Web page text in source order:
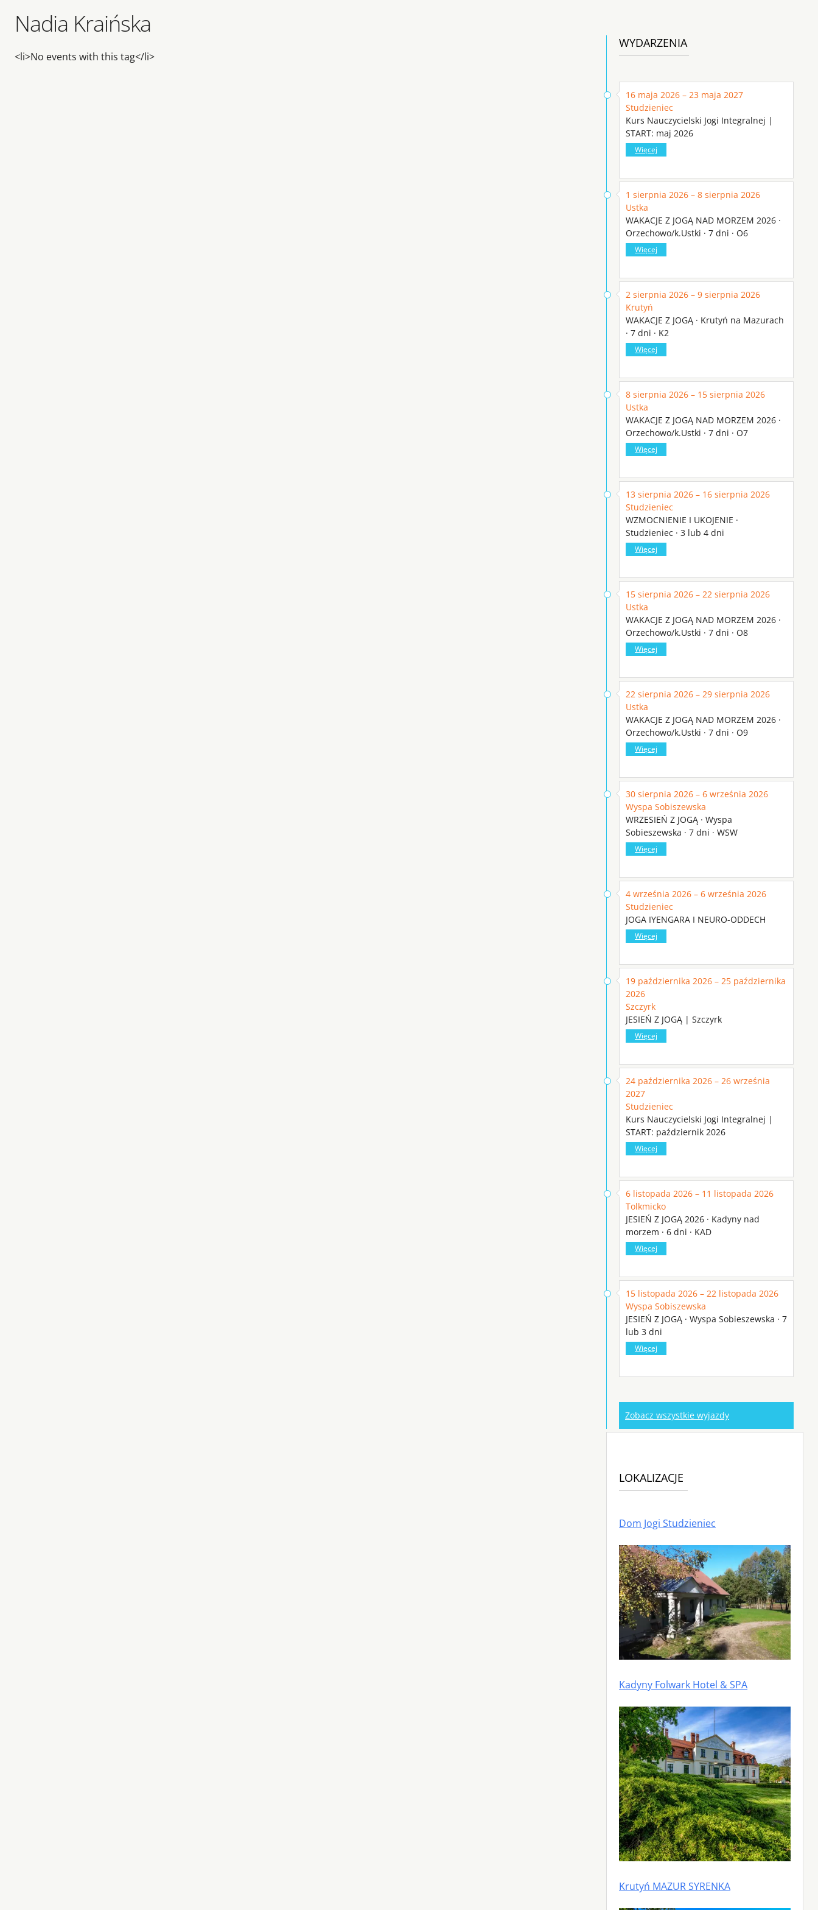
Nadia Kraińska
<li>No events with this tag</li>
WYDARZENIA
16 maja 2026 – 23 maja 2027
Studzieniec
Kurs Nauczycielski Jogi Integralnej |
START: maj 2026
Więcej
1 sierpnia 2026 – 8 sierpnia 2026
Ustka
WAKACJE Z JOGĄ NAD MORZEM 2026 ·
Orzechowo/k.Ustki · 7 dni · O6
Więcej
2 sierpnia 2026 – 9 sierpnia 2026
Krutyń
WAKACJE Z JOGĄ · Krutyń na Mazurach
· 7 dni · K2
Więcej
8 sierpnia 2026 – 15 sierpnia 2026
Ustka
WAKACJE Z JOGĄ NAD MORZEM 2026 ·
Orzechowo/k.Ustki · 7 dni · O7
Więcej
13 sierpnia 2026 – 16 sierpnia 2026
Studzieniec
WZMOCNIENIE I UKOJENIE ·
Studzieniec · 3 lub 4 dni
Więcej
15 sierpnia 2026 – 22 sierpnia 2026
Ustka
WAKACJE Z JOGĄ NAD MORZEM 2026 ·
Orzechowo/k.Ustki · 7 dni · O8
Więcej
22 sierpnia 2026 – 29 sierpnia 2026
Ustka
WAKACJE Z JOGĄ NAD MORZEM 2026 ·
Orzechowo/k.Ustki · 7 dni · O9
Więcej
30 sierpnia 2026 – 6 września 2026
Wyspa Sobiszewska
WRZESIEŃ Z JOGĄ · Wyspa
Sobieszewska · 7 dni · WSW
Więcej
4 września 2026 – 6 września 2026
Studzieniec
JOGA IYENGARA I NEURO-ODDECH
Więcej
19 października 2026 – 25 października
2026
Szczyrk
JESIEŃ Z JOGĄ | Szczyrk
Więcej
24 października 2026 – 26 września
2027
Studzieniec
Kurs Nauczycielski Jogi Integralnej |
START: październik 2026
Więcej
6 listopada 2026 – 11 listopada 2026
Tolkmicko
JESIEŃ Z JOGĄ 2026 · Kadyny nad
morzem · 6 dni · KAD
Więcej
15 listopada 2026 – 22 listopada 2026
Wyspa Sobiszewska
JESIEŃ Z JOGĄ · Wyspa Sobieszewska · 7
lub 3 dni
Więcej
Zobacz wszystkie wyjazdy
LOKALIZACJE
Dom Jogi Studzieniec
Kadyny Folwark Hotel & SPA
Krutyń MAZUR SYRENKA